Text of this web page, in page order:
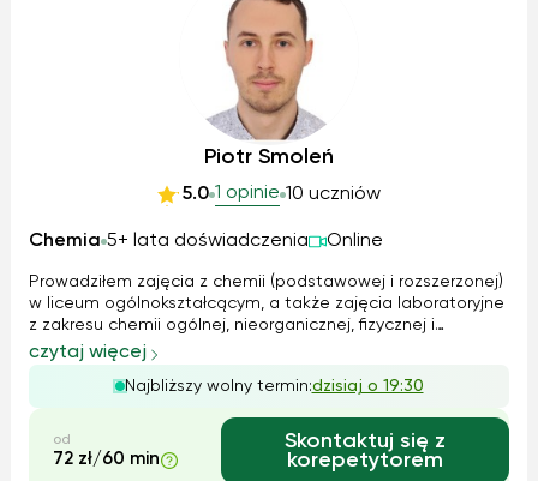
Piotr Smoleń
5.0 1 opinie 10 uczniów
Chemia 5+ lata doświadczenia Online
Prowadziłem zajęcia z chemii (podstawowej i rozszerzonej)
w liceum ogólnokształcącym, a także zajęcia laboratoryjne
z zakresu chemii ogólnej, nieorganicznej, fizycznej i
analitycznej dla studentów kierunku chemia i ochrona
środowiska. Prowadziłem również pokazy chemiczne oraz
zajęcia koła chemiczneg...
czytaj więcej
Najbliższy wolny termin:dzisiaj o 19:30
od
72 zł/60 min
Skontaktuj się z
korepetytorem